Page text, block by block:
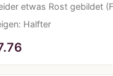
etwas Rost gebildet
Halfter